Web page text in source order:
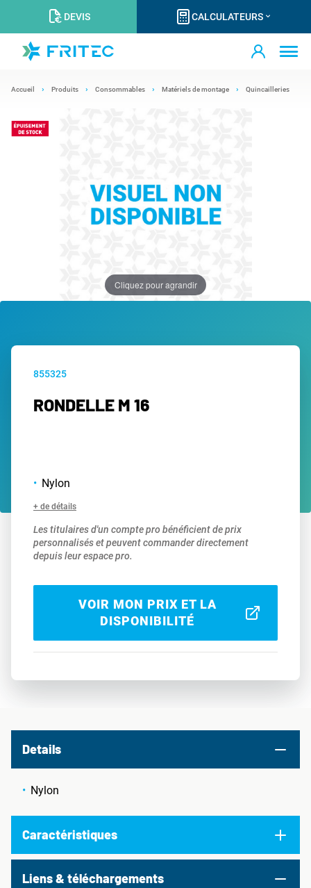
DEVIS CALCULATEURS
Accueil Produits Consommables Matériels de montage Quincailleries
Cliquez pour agrandir
855325
RONDELLE M 16
Nylon
+ de détails
Les titulaires d'un compte pro bénéficient de prix
personnalisés et peuvent commander directement
depuis leur espace pro.
VOIR MON PRIX ET LA
DISPONIBILITÉ
Details
Nylon
Caractéristiques
Liens & téléchargements